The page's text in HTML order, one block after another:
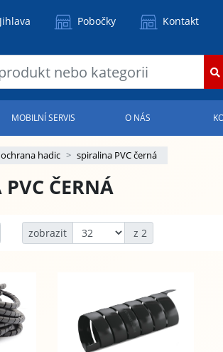
Pobočky Kontakt
MOBILNÍ SERVIS O NÁS
ochrana hadic spiralina PVC černá
ČERNÁ
zobrazit z 2